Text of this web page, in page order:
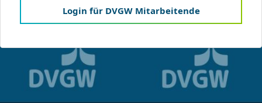
Login für DVGW Mitarbeitende